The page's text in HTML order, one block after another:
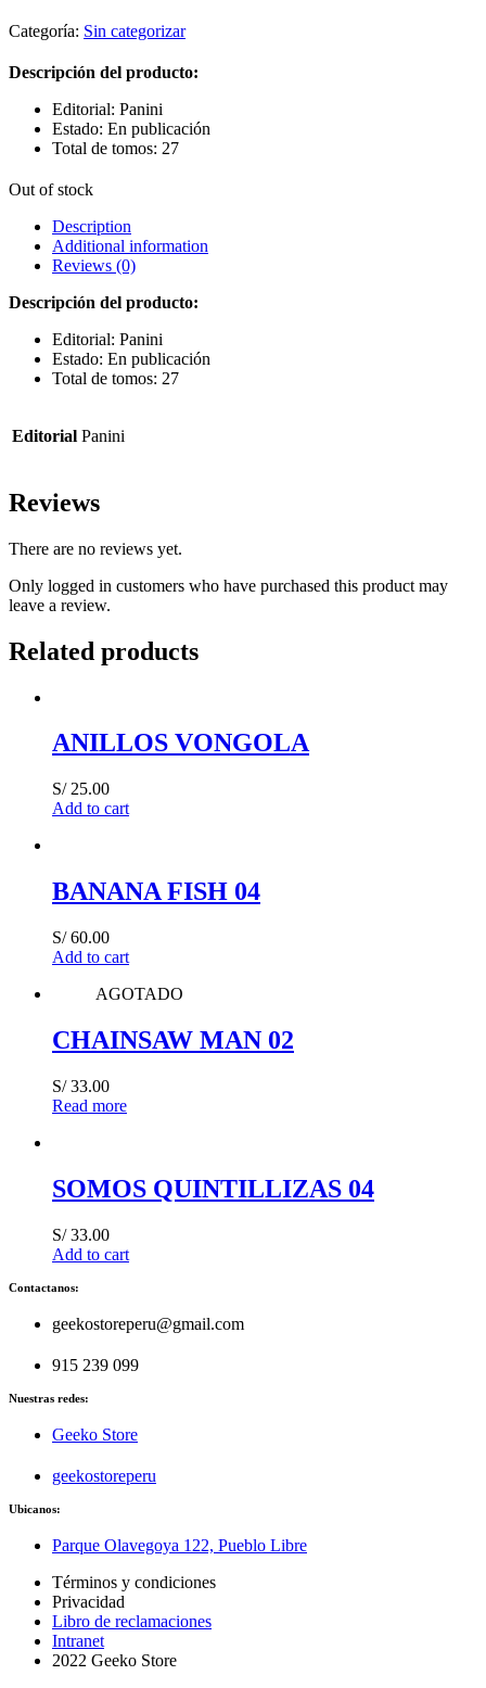
Categoría: Sin categorizar
Descripción del producto:
Editorial: Panini
Estado: En publicación
Total de tomos: 27
Out of stock
Description
Additional information
Reviews (0)
Descripción del producto:
Editorial: Panini
Estado: En publicación
Total de tomos: 27
Editorial Panini
Reviews
There are no reviews yet.
Only logged in customers who have purchased this product may
leave a review.
Related products
ANILLOS VONGOLA
S/25.00
Add to cart
BANANA FISH 04
S/60.00
Add to cart
AGOTADO
CHAINSAW MAN 02
S/33.00
Read more
SOMOS QUINTILLIZAS 04
S/33.00
Add to cart
Contactanos:
geekostoreperu@gmail.com
915 239 099
Nuestras redes:
Geeko Store
geekostoreperu
Ubicanos:
Parque Olavegoya 122, Pueblo Libre
Términos y condiciones
Privacidad
Libro de reclamaciones
Intranet
2022 Geeko Store